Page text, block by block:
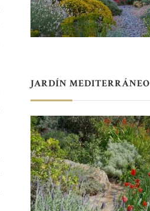
JARDÍN MEDITERRÁNEO